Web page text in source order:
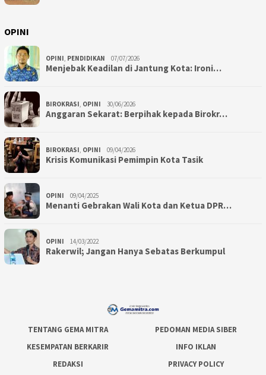
OPINI
OPINI PENDIDIKAN 07/07/2026
Menjebak Keadilan di Jantung Kota: Ironi…
BIROKRASI OPINI 30/06/2026
Anggaran Sekarat: Berpihak kepada Birokr…
BIROKRASI OPINI 09/04/2026
Krisis Komunikasi Pemimpin Kota Tasik
OPINI 09/04/2025
Menanti Gebrakan Wali Kota dan Ketua DPR…
OPINI 14/03/2022
Rakerwil; Jangan Hanya Sebatas Berkumpul
TENTANG GEMA MITRA
PEDOMAN MEDIA SIBER
KESEMPATAN BERKARIR
INFO IKLAN
REDAKSI
PRIVACY POLICY